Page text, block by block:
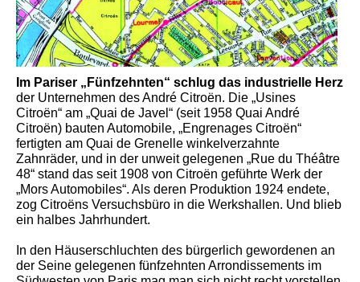
Im Pariser „Fünfzehnten“ schlug das industrielle Herz
der Unternehmen des André Citroën. Die „Usines
Citroën“ am „Quai de Javel“ (seit 1958 Quai André
Citroën) bauten Automobile, „Engrenages Citroën“
fertigten am Quai de Grenelle winkelverzahnte
Zahnräder, und in der unweit gelegenen „Rue du Théâtre
48“ stand das seit 1908 von Citroën geführte Werk der
„Mors Automobiles“. Als deren Produktion 1924 endete,
zog Citroëns Versuchsbüro in die Werkshallen. Und blieb
ein halbes Jahrhundert.
In den Häuserschluchten des bürgerlich gewordenen an
der Seine gelegenen fünfzehnten Arrondissements im